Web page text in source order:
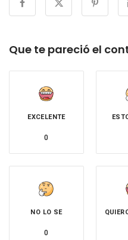
Que te pareció el
EXCELENTE
0
NO LO SE
0